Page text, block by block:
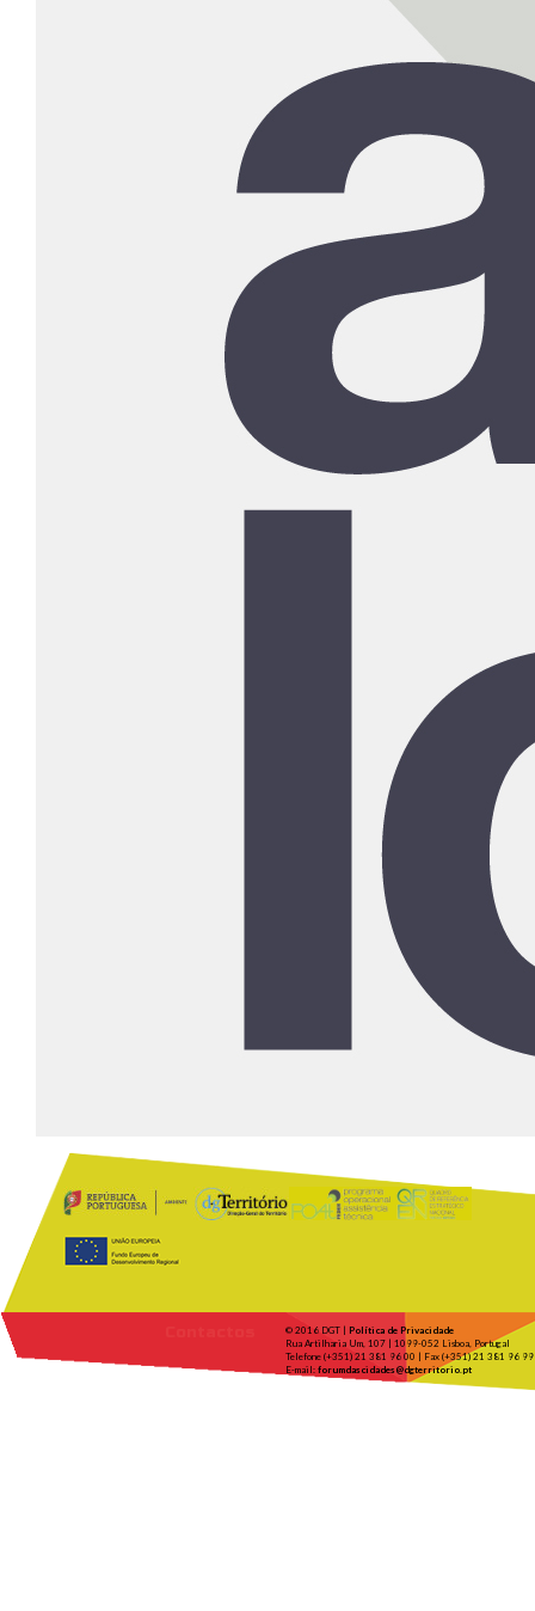
© 2016 DGT | Política de Privacidade
Rua Artilharia Um, 107 | 1099-052 Lisboa, Portugal
Telefone (+351) 21 381 96 00 | Fax (+351) 21 381 96 99
E-mail: forumdascidades@dgterritorio.pt